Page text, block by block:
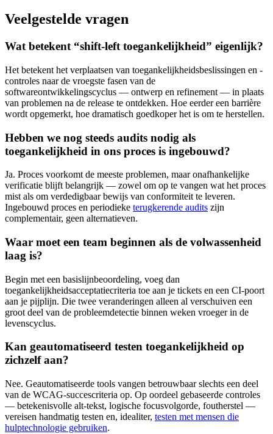
Veelgestelde vragen
Wat betekent “shift-left toegankelijkheid” eigenlijk?
Het betekent het verplaatsen van toegankelijkheidsbeslissingen en -
controles naar de vroegste fasen van de
softwareontwikkelingscyclus — ontwerp en refinement — in plaats
van problemen na de release te ontdekken. Hoe eerder een barrière
wordt opgemerkt, hoe dramatisch goedkoper het is om te herstellen.
Hebben we nog steeds audits nodig als
toegankelijkheid in ons proces is ingebouwd?
Ja. Proces voorkomt de meeste problemen, maar onafhankelijke
verificatie blijft belangrijk — zowel om op te vangen wat het proces
mist als om verdedigbaar bewijs van conformiteit te leveren.
Ingebouwd proces en periodieke terugkerende audits zijn
complementair, geen alternatieven.
Waar moet een team beginnen als de volwassenheid
laag is?
Begin met een basislijnbeoordeling, voeg dan
toegankelijkheidsacceptatiecriteria toe aan je tickets en een CI-poort
aan je pijplijn. Die twee veranderingen alleen al verschuiven een
groot deel van de probleemdetectie binnen weken vroeger in de
levenscyclus.
Kan geautomatiseerd testen toegankelijkheid op
zichzelf aan?
Nee. Geautomatiseerde tools vangen betrouwbaar slechts een deel
van de WCAG-succescriteria op. Op oordeel gebaseerde controles
— betekenisvolle alt-tekst, logische focusvolgorde, foutherstel —
vereisen handmatig testen en, idealiter, testen met mensen die
hulptechnologie gebruiken.